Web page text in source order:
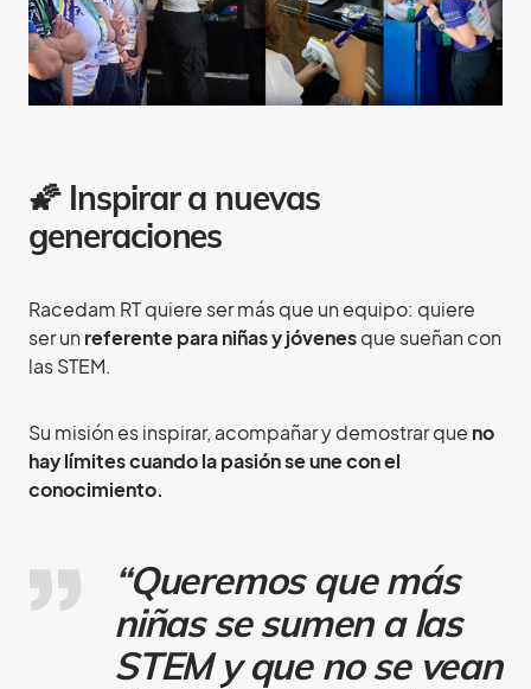
🌠 Inspirar a nuevas
generaciones
Racedam RT quiere ser más que un equipo: quiere
ser un referente para niñas y jóvenesque sueñan con
las STEM.
Su misión es inspirar, acompañar y demostrar que no
hay límites cuando la pasión se une con el
conocimiento.
“Queremos que más
niñas se sumen a las
STEM y que no se vean